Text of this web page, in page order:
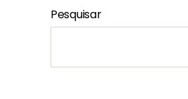
Pesquisar